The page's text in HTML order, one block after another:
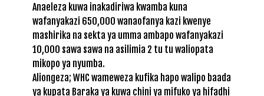
Anaeleza kuwa inakadiriwa kwamba kuna
wafanyakazi 650,000 wanaofanya kazi kwenye
mashirika na sekta ya umma ambapo wafanyakazi
10,000 sawa sawa na asilimia 2 tu tu waliopata
mikopo ya nyumba.
Aliongeza; WHC wameweza kufika hapo walipo baada
ya kupata Baraka ya kuwa chini ya mifuko ya hifadhi